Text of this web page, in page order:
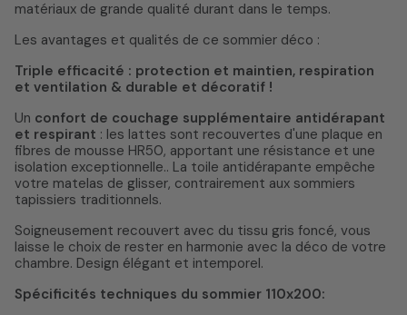
matériaux de grande qualité durant dans le temps.
Les avantages et qualités de ce sommier déco :
Triple efficacité : protection et maintien, respiration
et ventilation & durable et décoratif !
Un confort de couchage supplémentaire antidérapant
et respirant : les lattes sont recouvertes d'une plaque en
fibres de mousse HR50, apportant une résistance et une
isolation exceptionnelle.. La toile antidérapante empêche
votre matelas de glisser, contrairement aux sommiers
tapissiers traditionnels.
Soigneusement recouvert avec du tissu gris foncé, vous
laisse le choix de rester en harmonie avec la déco de votre
chambre. Design élégant et intemporel.
Spécificités techniques du sommier 110x200: